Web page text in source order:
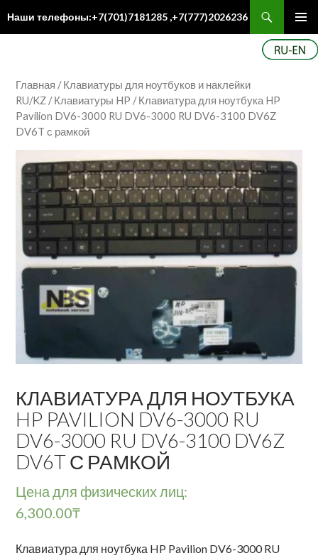
Наши телефоны:+7(701)7181285 ,+7(777)2026236
Главная /Клавиатуры для ноутбуков и наклейки
RU/KZ /Клавиатуры HP / Клавиатура для ноутбука HP
Pavilion DV6-3000 RU DV6-3000 RU DV6-3100 DV6Z
DV6T с рамкой
КЛАВИАТУРА ДЛЯ НОУТБУКА
HP PAVILION DV6-3000 RU
DV6-3000 RU DV6-3100 DV6Z
DV6T С РАМКОЙ
Цена для физических лиц:
6,300.00₸
Клавиатура для ноутбука HP Pavilion DV6-3000 RU